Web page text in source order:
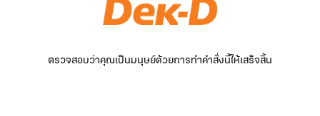
ตรวจสอบว่าคุณเป็นมนุษย์ด้วยการทำคำสั่งนี้ให้เสร็จสิ้น